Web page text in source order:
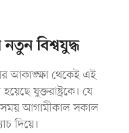
নতুন বিশ্বযুদ্ধ
আকাঙ্ক্ষা থেকেই এই
যুক্তরাষ্ট্রকে। যে
সময় আগামীকাল সকাল
দিয়ে।